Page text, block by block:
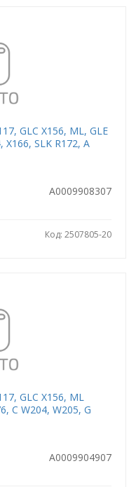
GLC X156, ML, GLE
X166, SLK R172, A
A0009908307
Код: 2507805-20
GLC X156, ML
C W204, W205, G
A0009904907